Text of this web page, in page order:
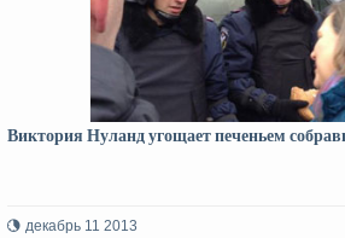
Виктория Нуланд угощает печеньем
декабрь 11 2013